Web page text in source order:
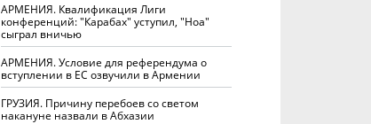
АРМЕНИЯ. Квалификация Лиги
конференций: "Карабах" уступил, "Ноа"
сыграл вничью
АРМЕНИЯ. Условие для референдума о
вступлении в ЕС озвучили в Армении
ГРУЗИЯ. Причину перебоев со светом
накануне назвали в Абхазии